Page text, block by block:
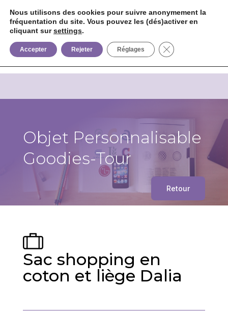
 
Objet Personnalisable
Goodies-Tour
Retour
Sac shopping en
coton et liège Dalia
Nous utilisons des cookies pour suivre anonymement la
fréquentation du site. Vous pouvez les (dés)activer en
cliquant sursettings.
Accepter Rejeter Réglages Fermer la